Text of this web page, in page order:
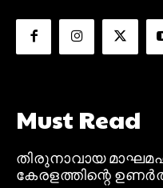
Must Read
തിരുനാവായ
കേരളത്തിന്റെ